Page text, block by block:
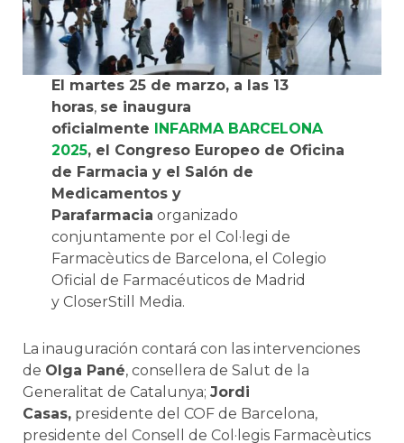
El martes 25 de marzo, a las 13
horas, se inaugura
oficialmente INFARMA BARCELONA
2025, el Congreso Europeo de Oficina
de Farmacia y el Salón de
Medicamentos y
Parafarmacia organizado
conjuntamente por el Col·legi de
Farmacèutics de Barcelona, el Colegio
Oficial de Farmacéuticos de Madrid
y CloserStill Media.
La inauguración contará con las intervenciones
de Olga Pané, consellera de Salut de la
Generalitat de Catalunya; Jordi
Casas, presidente del COF de Barcelona,
presidente del Consell de Col·legis Farmacèutics